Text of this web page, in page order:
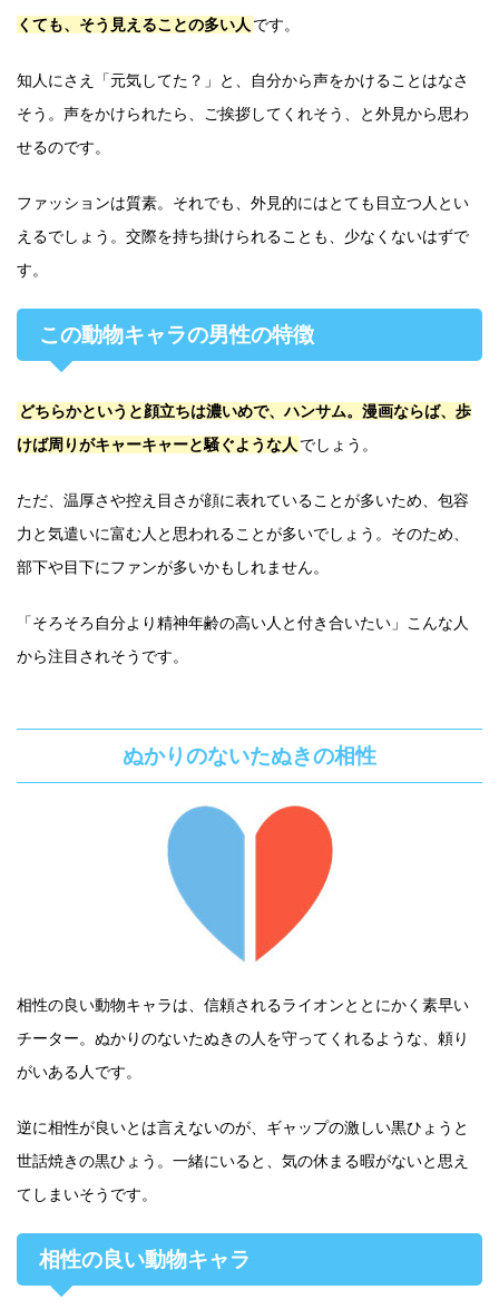
くても、そう見えることの多い人 です。
知人にさえ「元気してた？」と、自分から声をかけることはなさ
そう。声をかけられたら、ご挨拶してくれそう、と外見から思わ
せるのです。
ファッションは質素。それでも、外見的にはとても目立つ人とい
えるでしょう。交際を持ち掛けられることも、少なくないはずで
す。
この動物キャラの男性の特徴
どちらかというと顔立ちは濃いめで、ハンサム。漫画ならば、歩
けば周りがキャーキャーと騒ぐような人 でしょう。
ただ、温厚さや控え目さが顔に表れていることが多いため、包容
力と気遣いに富む人と思われることが多いでしょう。そのため、
部下や目下にファンが多いかもしれません。
「そろそろ自分より精神年齢の高い人と付き合いたい」こんな人
から注目されそうです。
ぬかりのないたぬきの相性
相性の良い動物キャラは、信頼されるライオンととにかく素早い
チーター。ぬかりのないたぬきの人を守ってくれるような、頼り
がいある人です。
逆に相性が良いとは言えないのが、ギャップの激しい黒ひょうと
世話焼きの黒ひょう。一緒にいると、気の休まる暇がないと思え
てしまいそうです。
相性の良い動物キャラ